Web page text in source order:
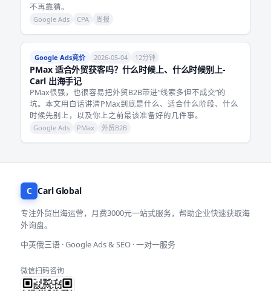
不再靠猜。
Google Ads CPA 周报
Google Ads竞价 2026-05-04 12分钟
PMax 适合外贸获客吗？什么时候上、什么时候别上-
Carl 出海手记
PMax很强，也很容易把外贸B2B带进“线索多但不成交”的
坑。本文用白话讲清PMax到底是什么、适合什么阶段、什么
时候先别上，以及你上之前最该准备好的几件事。
Google Ads PMax 外贸B2B
C Carl Global
专注外贸出海运营，月费3000元一站式服务，帮助企业快速获取海
外询盘。
中英俄三语 · Google Ads & SEO · 一对一服务
微信扫码咨询